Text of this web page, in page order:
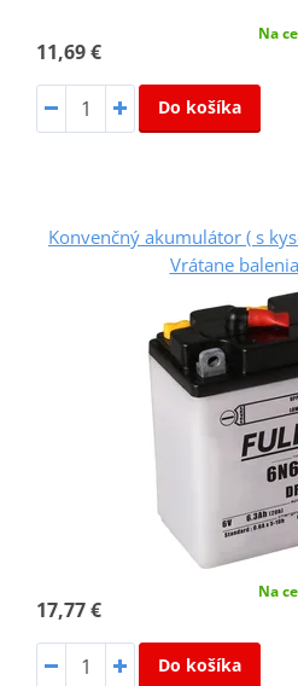
11,69 €
Na
Do košíka
Konvenčný akumulátor ( s
Vrátane
17,77 €
Na
Do košíka